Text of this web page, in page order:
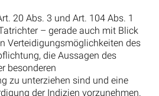
20 Abs. 3 und Art. 104 Abs. 1
– gerade auch mit Blick
Verteidigungsmöglichkeiten des
die Aussagen des
besonderen
zu unterziehen sind und eine
der Indizien vorzunehmen.